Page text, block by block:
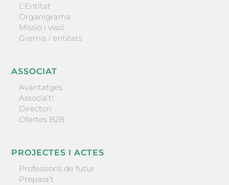
L’Entitat
Organigrama
Missió i visió
Gremis i entitats
ASSOCIAT
Avantatges
Associa’t!
Directori
Ofertes B2B
PROJECTES I ACTES
Professions de futur
Prepara’t